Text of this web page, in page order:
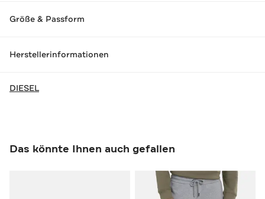
Größe & Passform
Herstellerinformationen
DIESEL
Das könnte Ihnen auch gefallen